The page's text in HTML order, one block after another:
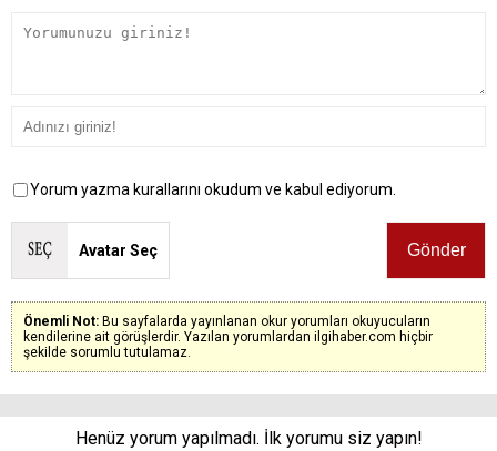
Yorum yazma kurallarını okudum ve kabul ediyorum.
Avatar Seç
Önemli Not: Bu sayfalarda yayınlanan okur yorumları okuyucuların
kendilerine ait görüşlerdir. Yazılan yorumlardan ilgihaber.com hiçbir
şekilde sorumlu tutulamaz.
Henüz yorum yapılmadı. İlk yorumu siz yapın!